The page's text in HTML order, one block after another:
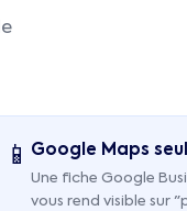
📱 Google Maps
Une fiche Google
vous rend visible sur